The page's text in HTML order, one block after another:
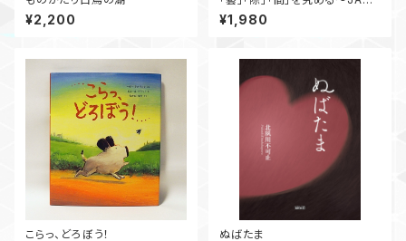
¥2,200
O三十年の歩み～
¥1,980
こらっ、どろぼう！ ぬばたま